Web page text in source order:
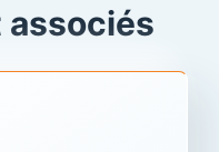
associés